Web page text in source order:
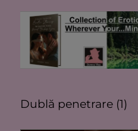
Dublă penetrare (1)